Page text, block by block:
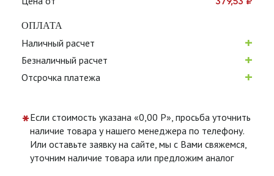
ОПЛАТА
Наличный расчет +
Безналичный расчет +
Отсрочка платежа +
*Если стоимость указана «0,00 Р», просьба уточнить
наличие товара у нашего менеджера по телефону.
Или оставьте заявку на сайте, мы с Вами свяжемся,
уточним наличие товара или предложим аналог